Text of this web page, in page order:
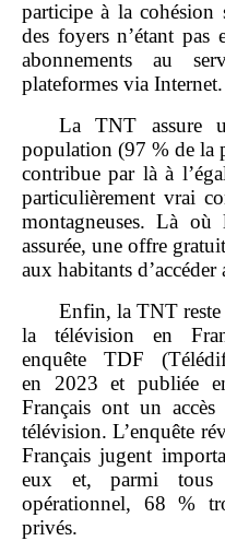
participe à la cohésion
des foyers n’étant pas
abonnements au
plateformes via Internet.
La TNT assure
population (97 % de la
contribue par là à
particulièrement vrai
montagneuses. Là
assurée, une offre
aux habitants d’accéder
Enfin, la TNT reste
la télévision en
enquête TDF (
en 2023 et publiée
Français ont un
télévision. L’enquête
Français jugent
eux et, parmi
opérationnel, 68 %
privés.